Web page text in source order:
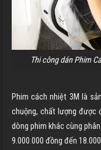
Thi công dán Phim
Phim cách nhiệt 3M là
chuộng, chất lượng được
dòng phim khác cùng
9.000.000 đồng đến